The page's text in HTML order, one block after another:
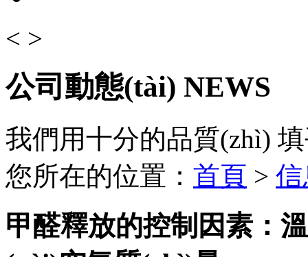
< >
公司動態(tài) NEWS
我們用十分的品質(zhì)
您所在的位置： 首頁 >
甲醛釋放的控制因素：溫